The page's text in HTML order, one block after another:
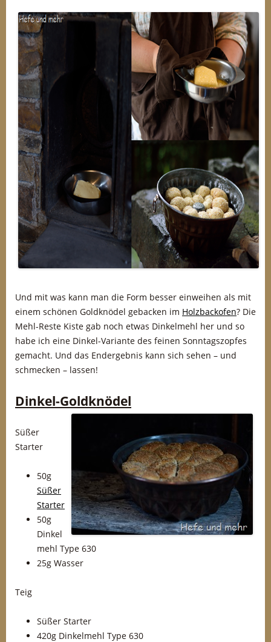
Und mit was kann man die Form besser einweihen als mit
einem schönen Goldknödel gebacken im Holzbackofen? Die
Mehl-Reste Kiste gab noch etwas Dinkelmehl her und so
habe ich eine Dinkel-Variante des feinen Sonntagszopfes
gemacht. Und das Endergebnis kann sich sehen – und
schmecken – lassen!
Dinkel-Goldknödel
Süßer
Starter
50g
Süßer
Starter
50g
Dinkel
mehl Type 630
25g Wasser
Teig
Süßer Starter
420g Dinkelmehl Type 630